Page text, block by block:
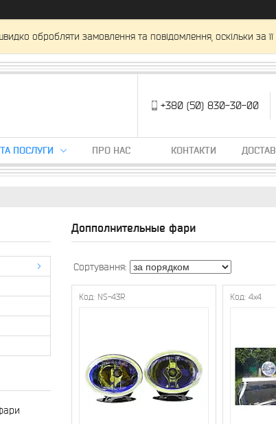
обробляти замовлення та повідомлення, оскільки за
+380 (50) 830-30-00
ПОСЛУГИ ПРО НАС КОНТАКТИ
Допполнительные фари
NS-43R 4x4